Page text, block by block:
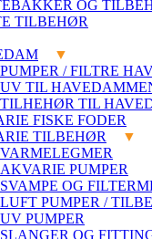
OG
TILBEHØR
PUMPER / FILTRE
UV TIL
TILHEHØR TIL
FISKE FODER
TILBEHØR
VARMELEGMER
AKVARIE PUMPER
SVAMPE OG
LUFT PUMPER /
UV PUMPER
SLANGER OG